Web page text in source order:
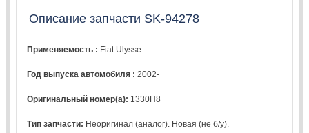
Описание запчасти SK-94278
Применяемость : Fiat Ulysse
Год выпуска автомобиля :2002-
Оригинальный номер(а): 1330H8
Тип запчасти: Неоригинал (аналог). Новая (не б/у).